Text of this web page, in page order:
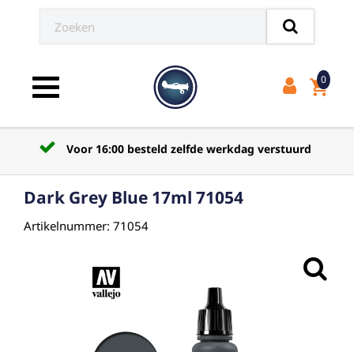
Toggle navigation shopping_cart
0
Voor 16:00 besteld zelfde werkdag verstuurd
Dark Grey Blue 17ml 71054
Artikelnummer: 71054